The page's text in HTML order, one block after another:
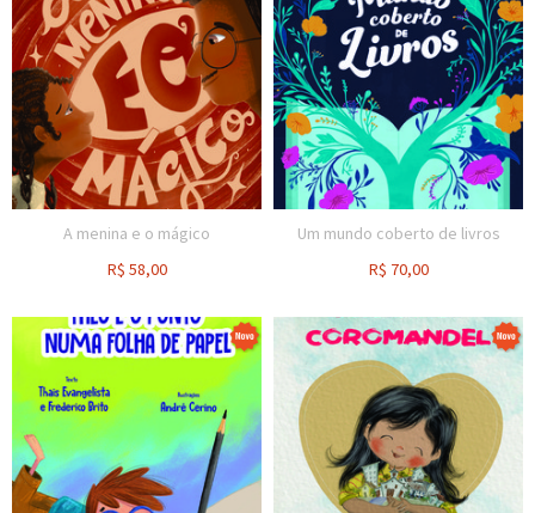
A menina e o mágico
R$ 58,00
Um mundo coberto de livros
R$ 70,00